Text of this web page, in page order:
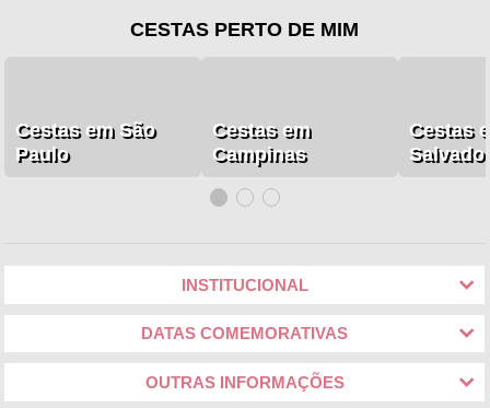
CESTAS PERTO DE MIM
Cestas em São
Paulo
Cestas em
Campinas
Cestas
INSTITUCIONAL
DATAS COMEMORATIVAS
OUTRAS INFORMAÇÕES